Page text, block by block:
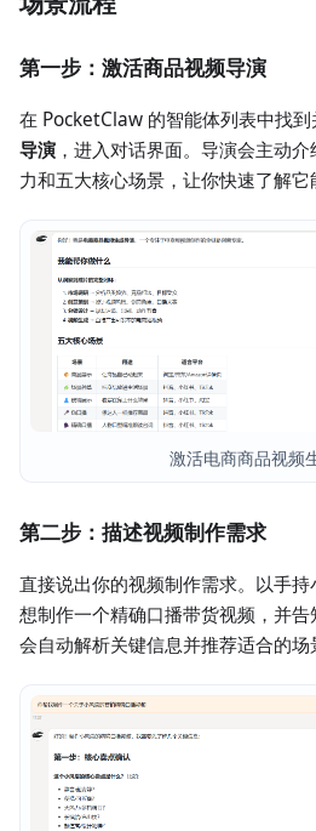
第一步：激活商品视频导演
在 PocketClaw 的智能体列表中找到
导演 ，进入对话界面。导演会主动
力和五大核心场景，让你快速了解它
激活电商商品视频
第二步：描述视频制作需求
直接说出你的视频制作需求。以手
想制作一个精确口播带货视频，并
会自动解析关键信息并推荐适合的场